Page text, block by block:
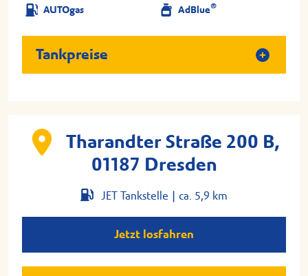
AUTOgas AdBlue®
Tankpreise
Tharandter Straße 200 B,
01187 Dresden
JET Tankstelle | ca. 5,9 km
Jetzt losfahren